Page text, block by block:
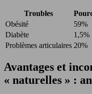
Troubles
Obésité
59%
Diabète
1,5%
Problèmes articulaires 20%
Avantages et
« naturelles » :